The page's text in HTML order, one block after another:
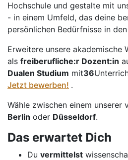
Hochschule und gestalte mit
- in einem Umfeld, das deine
persönlichen Bedürfnisse in
Erweitere unsere akademische
als freiberufliche:r Dozent:in
Dualen Studium mit36
Jetzt bewerben! .
Wähle zwischen einem unserer
Berlin oder Düsseldorf.
Das erwartet Dich
Du vermittelst